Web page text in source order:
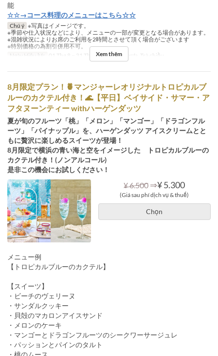
能
☆☆→コース料理のメニューはこちら☆☆
Chú ý ※写真はイメージです。
※季節や仕入状況などにより、メニューの一部が変更となる場合があります。
※混雑状況によりお席のご利用を2時間とさせて頂く場合がございます
※特別価格の為割引併用不可。
Ngày Hiệu lực
01 Thg 8 ~ 31 Thg 8 Bữa Bữa trưa, Trà chiều
Xem thêm
8月限定プラン！🍍マンジャーレオリジナルトロピカルブ
ルーのカクテル付き！🌊【平日】ベイサイド・サマー・ア
フタヌーンティー withハーゲンダッツ
夏が旬のフルーツ「桃」「メロン」「マンゴー」「ドラゴンフル
ーツ」「パイナップル」を、ハーゲンダッツ アイスクリームとと
もに贅沢に楽しめるスイーツが登場！
8月限定で横浜の青い海と空をイメージした トロピカルブルーの
カクテル付き！(ノンアルコール)
是非この機会にお試しください！
¥ 6.500 ⇒¥ 5.300
(Giá sau phí dịch vụ & thuế)
Chọn
メニュー例
【トロピカルブルーのカクテル】
【スイーツ】
・ビーチのヴェリーヌ
・サンダルクッキー
・貝殻のマカロンアイスサンド
・メロンのケーキ
・マンゴーとドラゴンフルーツのシークワーサージュレ
・パッションとパインのタルト
・桃のムース